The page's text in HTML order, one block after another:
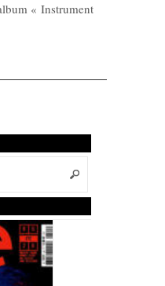
« Instrument